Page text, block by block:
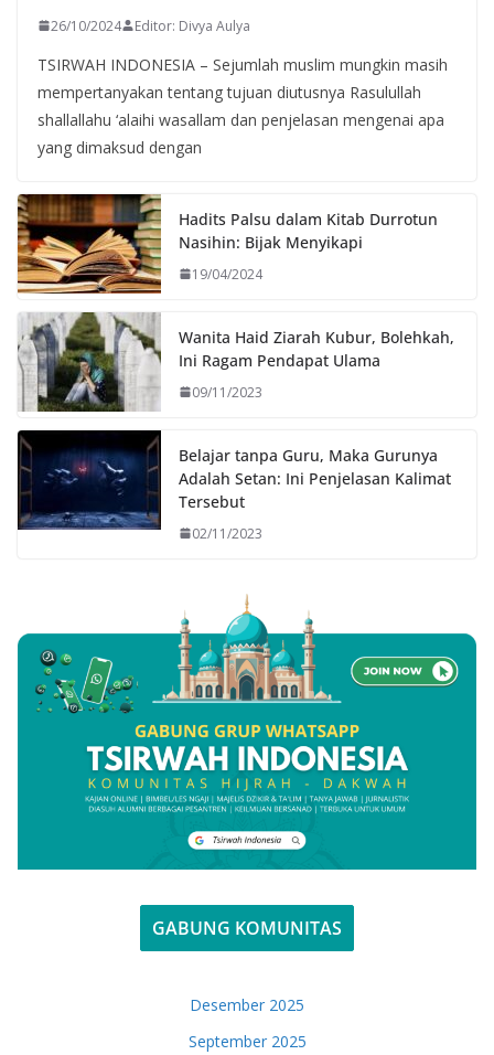
26/10/2024 Editor: Divya Aulya
TSIRWAH INDONESIA – Sejumlah muslim mungkin masih
mempertanyakan tentang tujuan diutusnya Rasulullah
shallallahu ‘alaihi wasallam dan penjelasan mengenai apa
yang dimaksud dengan
Hadits Palsu dalam Kitab Durrotun
Nasihin: Bijak Menyikapi
19/04/2024
Wanita Haid Ziarah Kubur, Bolehkah,
Ini Ragam Pendapat Ulama
09/11/2023
Belajar tanpa Guru, Maka Gurunya
Adalah Setan: Ini Penjelasan Kalimat
Tersebut
02/11/2023
GABUNG KOMUNITAS
Desember 2025
September 2025